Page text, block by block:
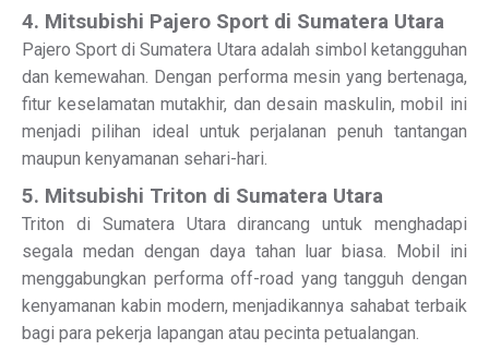
4. Mitsubishi Pajero Sport di Sumatera Utara
Pajero Sport di Sumatera Utara adalah simbol ketangguhan
dan kemewahan. Dengan performa mesin yang bertenaga,
fitur keselamatan mutakhir, dan desain maskulin, mobil ini
menjadi pilihan ideal untuk perjalanan penuh tantangan
maupun kenyamanan sehari-hari.
5. Mitsubishi Triton di Sumatera Utara
Triton di Sumatera Utara dirancang untuk menghadapi
segala medan dengan daya tahan luar biasa. Mobil ini
menggabungkan performa off-road yang tangguh dengan
kenyamanan kabin modern, menjadikannya sahabat terbaik
bagi para pekerja lapangan atau pecinta petualangan.